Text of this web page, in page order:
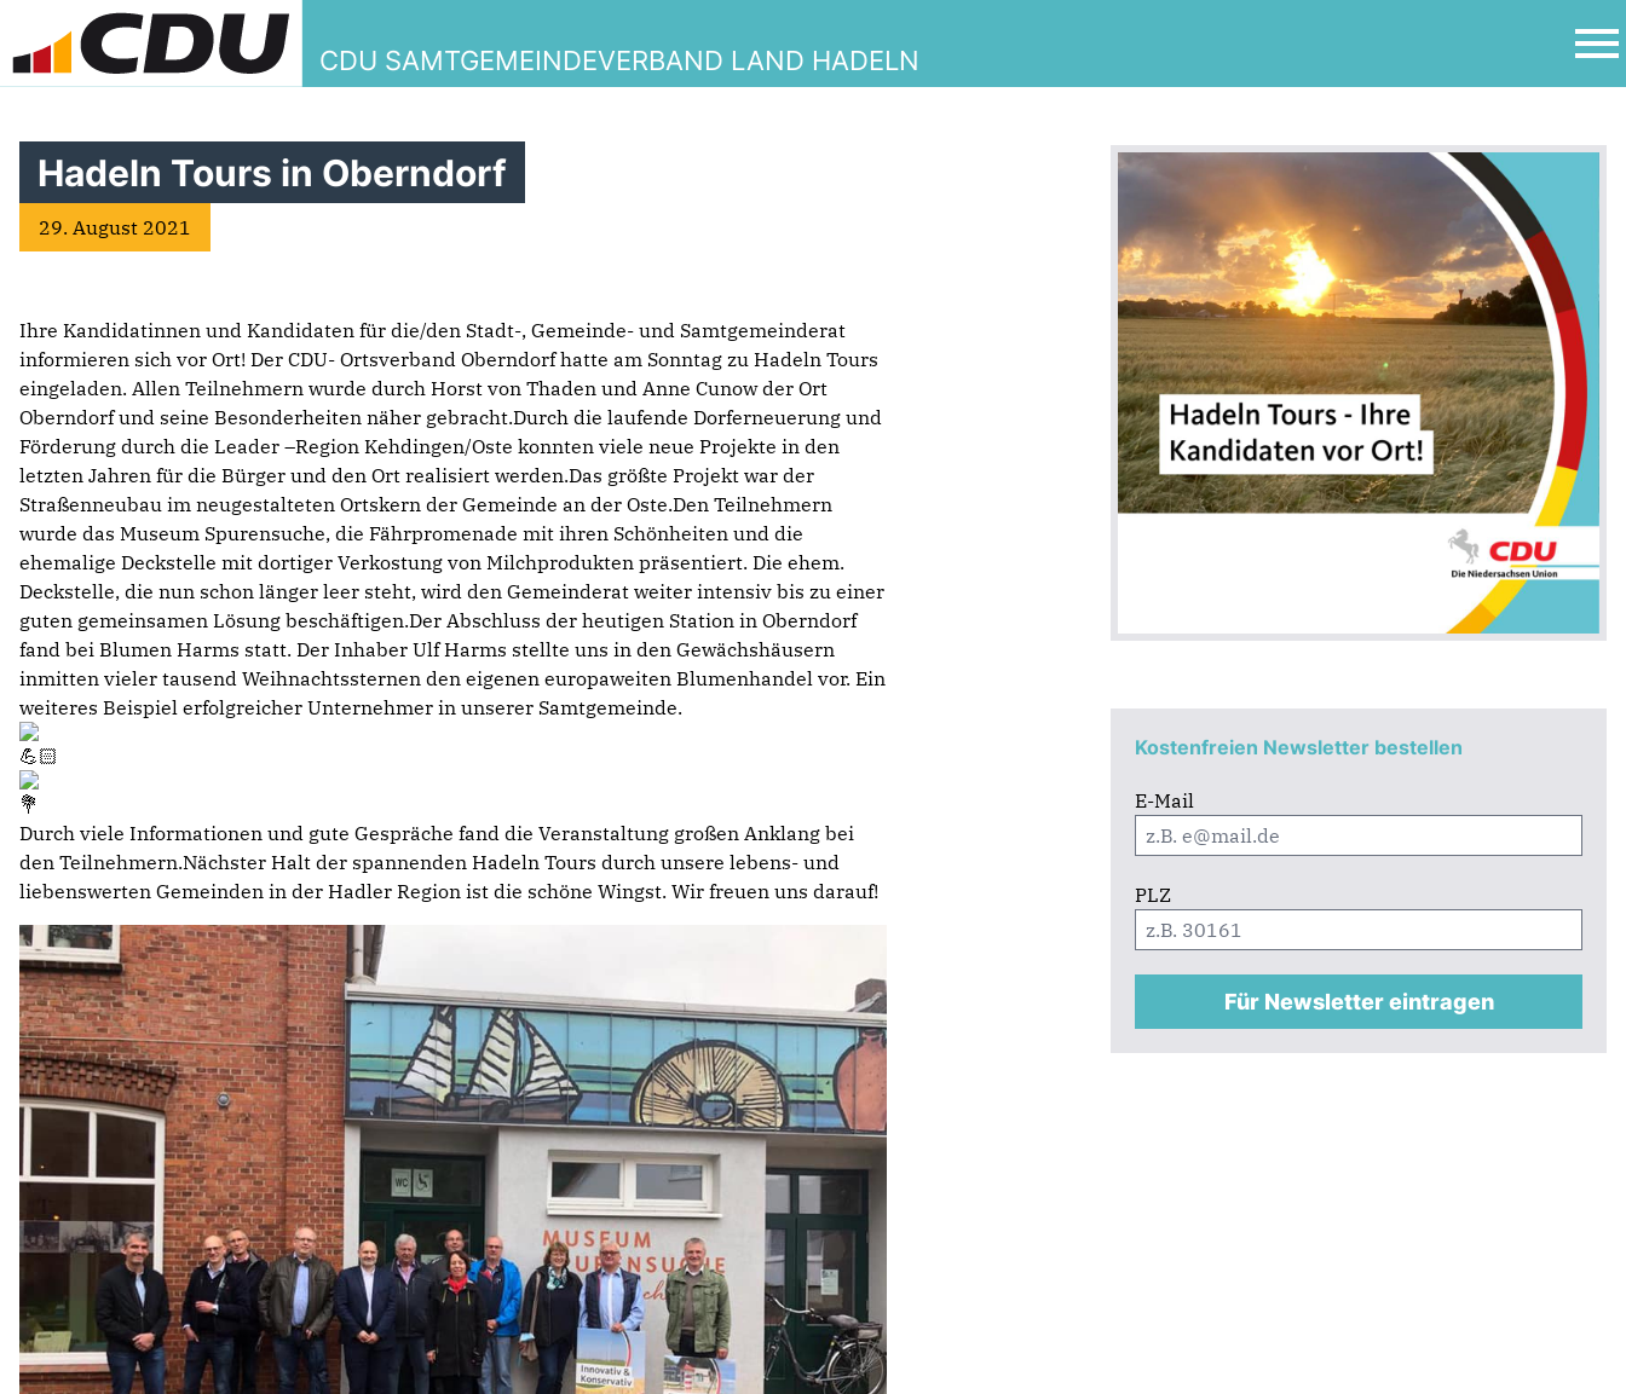
CDU SAMTGEMEINDEVERBAND LAND HADELN
Kostenfreien Newsletter bestellen
E-Mail
PLZ
Für Newsletter eintragen
Hadeln Tours in Oberndorf
29. August 2021
Ihre Kandidatinnen und Kandidaten für die/den Stadt-, Gemeinde- und Samtgemeinderat
informieren sich vor Ort! Der CDU- Ortsverband Oberndorf hatte am Sonntag zu Hadeln Tours
eingeladen. Allen Teilnehmern wurde durch Horst von Thaden und Anne Cunow der Ort
Oberndorf und seine Besonderheiten näher gebracht.Durch die laufende Dorferneuerung und
Förderung durch die Leader –Region Kehdingen/Oste konnten viele neue Projekte in den
letzten Jahren für die Bürger und den Ort realisiert werden.Das größte Projekt war der
Straßenneubau im neugestalteten Ortskern der Gemeinde an der Oste.Den Teilnehmern
wurde das Museum Spurensuche, die Fährpromenade mit ihren Schönheiten und die
ehemalige Deckstelle mit dortiger Verkostung von Milchprodukten präsentiert. Die ehem.
Deckstelle, die nun schon länger leer steht, wird den Gemeinderat weiter intensiv bis zu einer
guten gemeinsamen Lösung beschäftigen.Der Abschluss der heutigen Station in Oberndorf
fand bei Blumen Harms statt. Der Inhaber Ulf Harms stellte uns in den Gewächshäusern
inmitten vieler tausend Weihnachtssternen den eigenen europaweiten Blumenhandel vor. Ein
weiteres Beispiel erfolgreicher Unternehmer in unserer Samtgemeinde.
Durch viele Informationen und gute Gespräche fand die Veranstaltung großen Anklang bei
den Teilnehmern.Nächster Halt der spannenden Hadeln Tours durch unsere lebens- und
liebenswerten Gemeinden in der Hadler Region ist die schöne Wingst. Wir freuen uns darauf!